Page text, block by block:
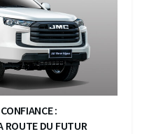
:
ROUTE DU FUTUR